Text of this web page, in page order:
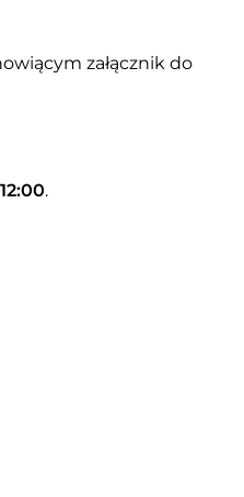
załącznik do
.